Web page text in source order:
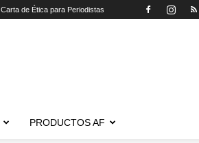
Carta de Ética para Periodistas
PRODUCTOS AF